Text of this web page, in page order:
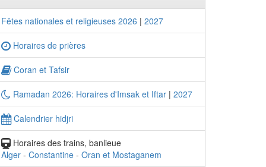
Fêtes nationales et religieuses 2026 | 2027
Horaires de prières
Coran et Tafsir
Ramadan 2026: Horaires d'Imsak et Iftar | 2027
Calendrier hidjri
Horaires des trains, banlieue
Alger - Constantine - Oran et Mostaganem